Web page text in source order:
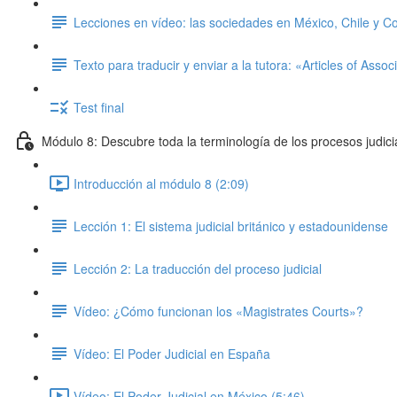
Lecciones en vídeo: las sociedades en México, Chile y
Texto para traducir y enviar a la tutora: «Articles of
Test final
Módulo 8: Descubre toda la terminología de los procesos
Introducción al módulo 8 (2:09)
Lección 1: El sistema judicial británico y estadounidense
Lección 2: La traducción del proceso judicial
Vídeo: ¿Cómo funcionan los «Magistrates Courts»?
Vídeo: El Poder Judicial en España